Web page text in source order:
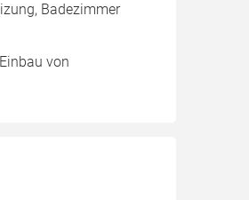
Badezimmer
von